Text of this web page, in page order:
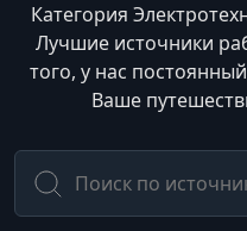
Категория
Лучшие источники
того, у нас
Ваше